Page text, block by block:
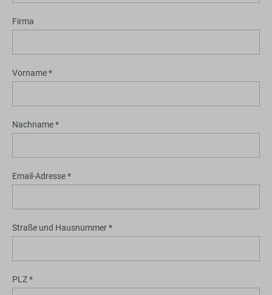
Firma
Vorname *
Nachname *
Email-Adresse *
Straße und Hausnummer *
PLZ *